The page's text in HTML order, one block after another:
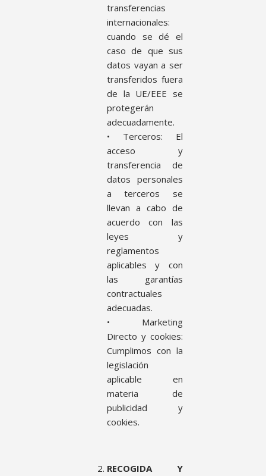
transferencias
internacionales:
cuando se dé el
caso de que sus
datos vayan a ser
transferidos fuera
de la UE/EEE se
protegerán
adecuadamente.
• Terceros: El
acceso y
transferencia de
datos personales
a terceros se
llevan a cabo de
acuerdo con las
leyes y
reglamentos
aplicables y con
las garantías
contractuales
adecuadas.
• Marketing
Directo y cookies:
Cumplimos con la
legislación
aplicable en
materia de
publicidad y
cookies.
RECOGIDA Y